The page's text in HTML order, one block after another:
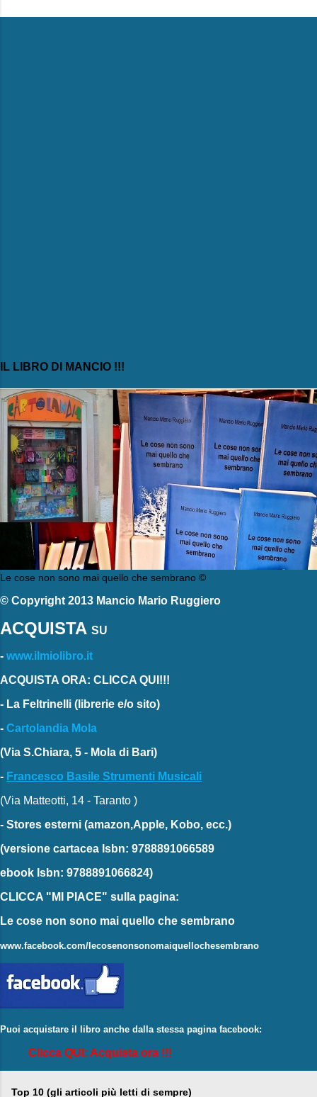
o
IL LIBRO DI MANCIO !!!
Le cose non sono mai quello che sembrano ©
© Copyright 2013 Mancio Mario Ruggiero
ACQUISTA SU
- www.ilmiolibro.it
ACQUISTA ORA: CLICCA QUI!!!
- La Feltrinelli (librerie e/o sito)
- Cartolandia Mola
(Via S.Chiara, 5 - Mola di Bari)
- Francesco Basile Strumenti Musicali
(Via Matteotti, 14 - Taranto )
- Stores esterni (amazon,Apple, Kobo, ecc.)
(versione cartacea Isbn: 9788891066589
ebook Isbn: 9788891066824)
CLICCA "MI PIACE" sulla pagina:
Le cose non sono mai quello che sembrano
www.facebook.com/lecosenonsonomaiquellochesembrano
Puoi acquistare il libro anche dalla stessa pagina facebook:
Clicca QUI: Acquista ora !!!
Top 10 (gli articoli più letti di sempre)